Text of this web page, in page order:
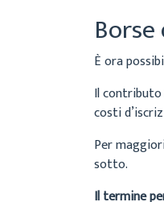
È ora
Il
costi
Per
sotto.
Il termine